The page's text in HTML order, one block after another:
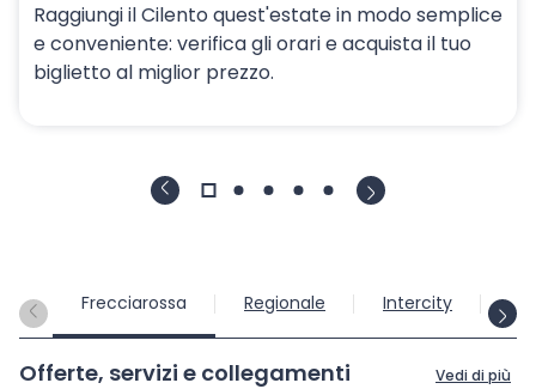
Raggiungi il Cilento quest'estate in modo semplice
e conveniente: verifica gli orari e acquista il tuo
biglietto al miglior prezzo.
Frecciarossa Regionale Intercity
Offerte, servizi e collegamenti Vedi di più